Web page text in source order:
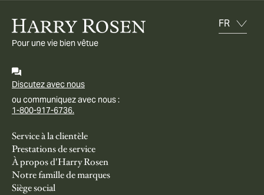
Pour une vie bien vêtue
Discutez avec nous
ou communiquez avec nous :
1-800-917-6736.
Service à la clientèle
Prestations de service
À propos d'Harry Rosen
Notre famille de marques
Siège social